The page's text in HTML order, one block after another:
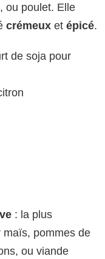
ou poulet. Elle
crémeux et épicé.
de soja pour
: la plus
maïs, pommes de
ou viande